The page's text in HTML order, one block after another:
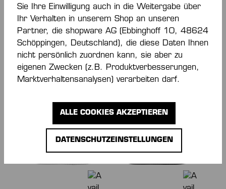
WING 3.0
HALLENSCHUHE
110,00 €*
KOURTFLY THREE
DAMEN
HALLENSCHUHE
80,00 €*
NEU
Sie Ihre Einwilligung auch in die Weitergabe über
Ihr Verhalten in unserem Shop an unseren
Partner, die shopware AG (Ebbinghoff 10, 48624
Schöppingen, Deutschland), die diese Daten Ihnen
nicht persönlich zuordnen kann, sie aber zu
eigenen Zwecken (z.B. Produktverbesserungen,
Marktverhaltensanalysen) verarbeiten darf.
DATENSCHUTZEINSTELLUNGEN
ALLE COOKIES AKZEPTIEREN